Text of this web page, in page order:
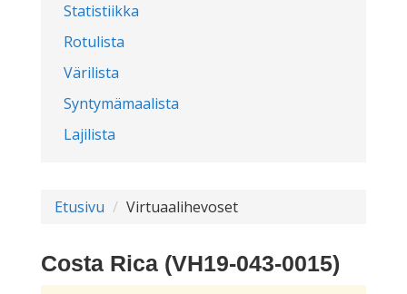
Statistiikka
Rotulista
Värilista
Syntymämaalista
Lajilista
Etusivu Virtuaalihevoset
Costa Rica (VH19-043-0015)